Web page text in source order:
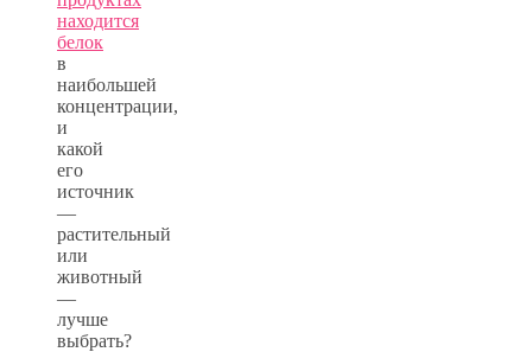
находится
белок
в
наибольшей
концентрации,
и
какой
его
источник
—
растительный
или
животный
—
лучше
выбрать?